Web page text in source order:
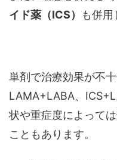
イド薬（ICS）
も併用
単剤で治療効果が不
LAMA+LABA、
状や重症度によって
こともあります。